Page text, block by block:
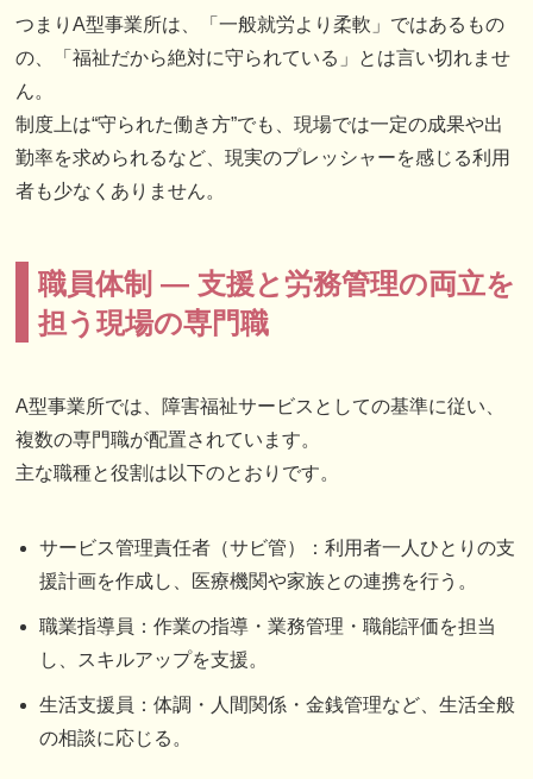
つまりA型事業所は、「一般就労より柔軟」ではあるもの
の、「福祉だから絶対に守られている」とは言い切れませ
ん。
制度上は“守られた働き方”でも、現場では一定の成果や出
勤率を求められるなど、現実のプレッシャーを感じる利用
者も少なくありません。
職員体制 ― 支援と労務管理の両立を
担う現場の専門職
A型事業所では、障害福祉サービスとしての基準に従い、
複数の専門職が配置されています。
主な職種と役割は以下のとおりです。
サービス管理責任者（サビ管）：利用者一人ひとりの支
援計画を作成し、医療機関や家族との連携を行う。
職業指導員：作業の指導・業務管理・職能評価を担当
し、スキルアップを支援。
生活支援員：体調・人間関係・金銭管理など、生活全般
の相談に応じる。